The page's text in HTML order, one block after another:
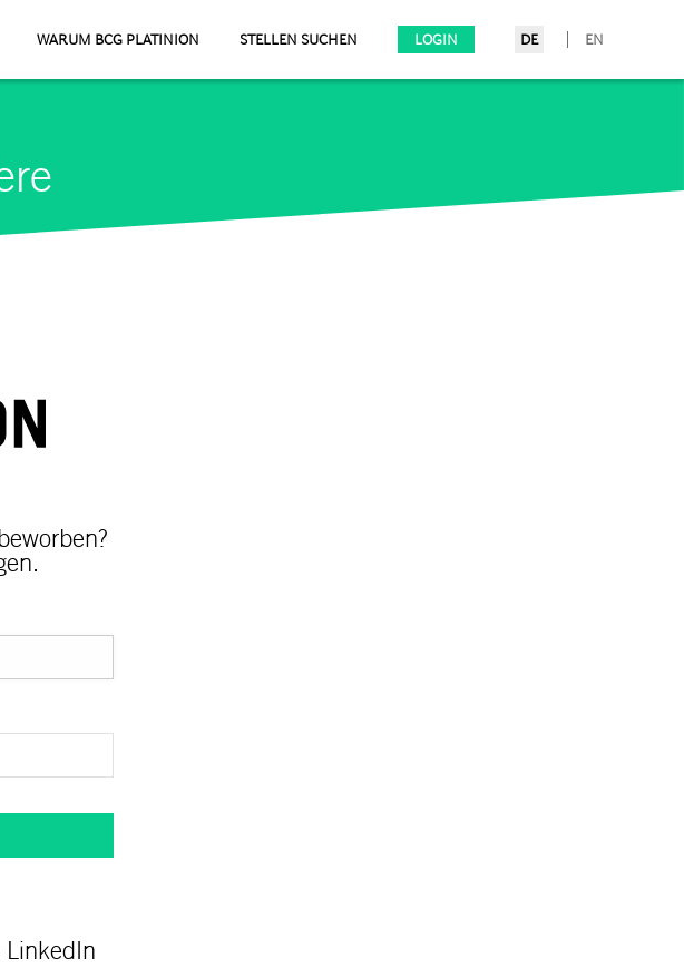
WARUM BCG PLATINION STELLEN SUCHEN LOGIN DE EN
LinkedIn